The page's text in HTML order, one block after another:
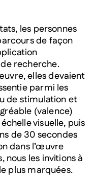
les personnes
de façon
recherche.
elles devaient
parmi les
de stimulation et
(valence)
visuelle, puis
de 30 secondes
dans l’œuvre
nous les invitions à
plus marquées.